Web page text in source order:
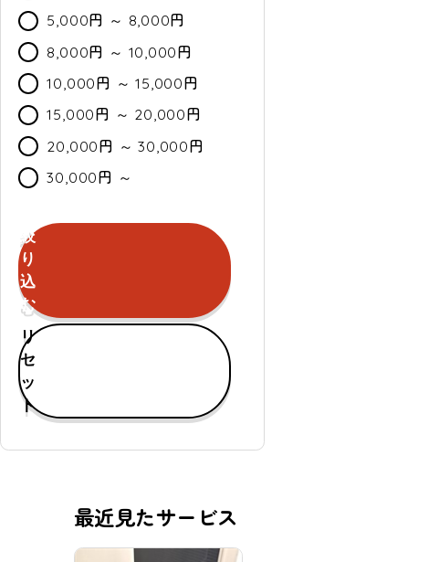
5,000円 ～ 8,000円
8,000円 ～ 10,000円
10,000円 ～ 15,000円
15,000円 ～ 20,000円
20,000円 ～ 30,000円
30,000円 ～
カ
ラ
ー
通
常・
定
期
表
セ
ー
ル
セールのみ対象
絞
り
込
む
リ
セ
ッ
ト
最近見たサービス